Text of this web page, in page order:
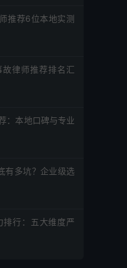
推荐6位本地实测
律师推荐排名汇
：本地口碑与专业
有多坑？企业级选
行：五大维度严